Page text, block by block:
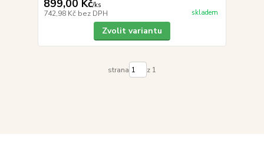
899,00 Kč/ks
742,98 Kč bez DPH skladem
Zvolit variantu
strana z 1